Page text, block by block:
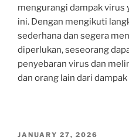
mengurangi dampak
ini. Dengan mengikuti
sederhana dan segera
diperlukan, seseorang
penyebaran virus dan
dan orang lain dari
POSTED
JANUARY 27, 2026